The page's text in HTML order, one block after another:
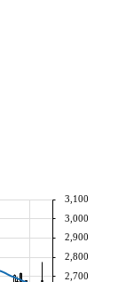
2,700
2,800
2,900
3,000
3,100